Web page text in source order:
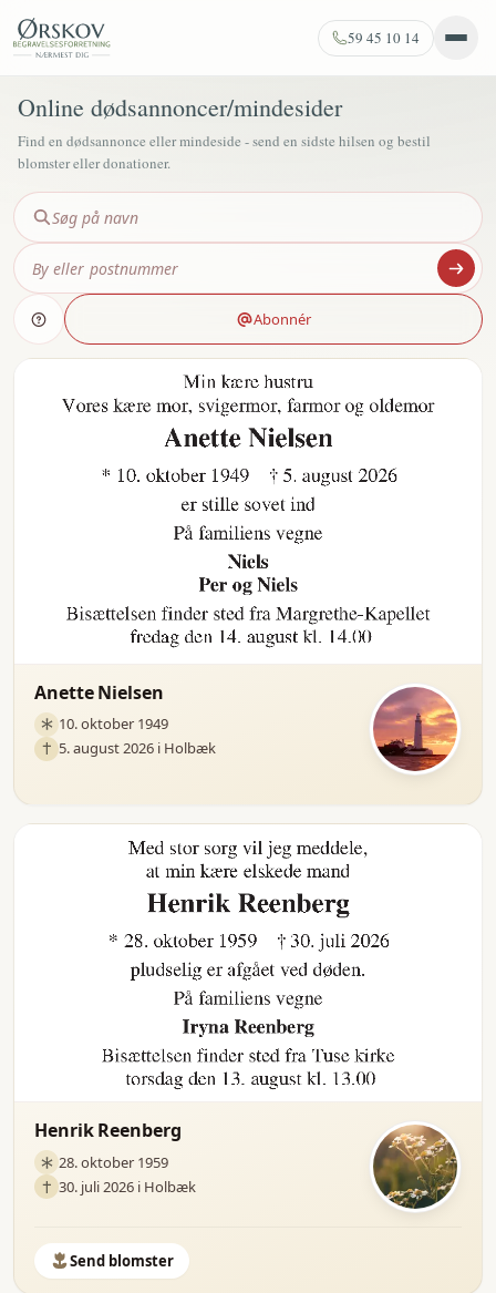
59 45 10 14
Online dødsannoncer/mindesider
Find en dødsannonce eller mindeside - send en sidste hilsen og bestil
blomster eller donationer.
Abonnér
Anette Nielsen
10. oktober 1949
5. august 2026 i Holbæk
Henrik Reenberg
28. oktober 1959
30. juli 2026 i Holbæk
Send blomster